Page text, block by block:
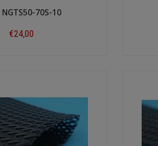
70S-10
€24,00